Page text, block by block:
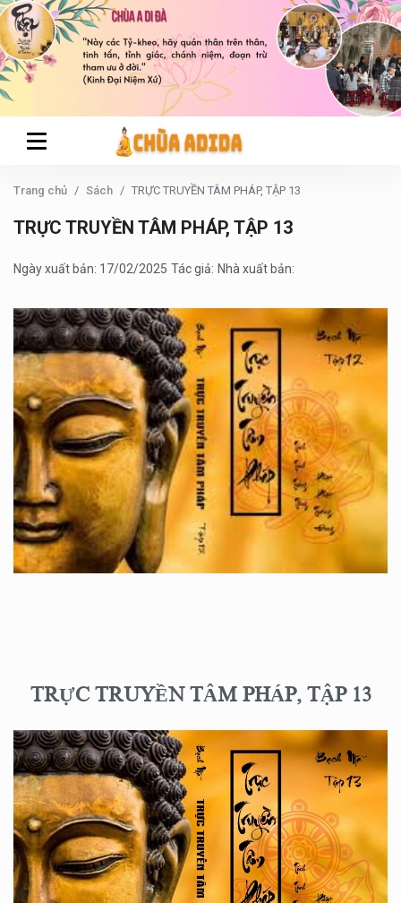
Trang chủ Sách TRỰC TRUYỀN TÂM PHÁP, TẬP 13
TRỰC TRUYỀN TÂM PHÁP, TẬP 13
Ngày xuất bản: 17/02/2025 Tác giả: Nhà xuất bản:
TRỰC TRUYỀN TÂM PHÁP, TẬP 13